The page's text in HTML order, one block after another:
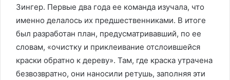
Зингер. Первые два года ее команда изучала, что
именно делалось их предшественниками. В итоге
был разработан план, предусматривавший, по ее
словам, «очистку и приклеивание отслоившейся
краски обратно к дереву». Там, где краска утрачена
безвозвратно, они наносили ретушь, заполняя эти